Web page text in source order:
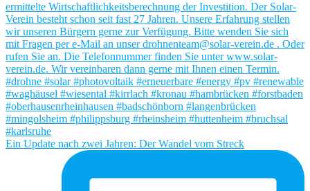
Ein Update nach zwei Jahren: Der Wandel vom Streck